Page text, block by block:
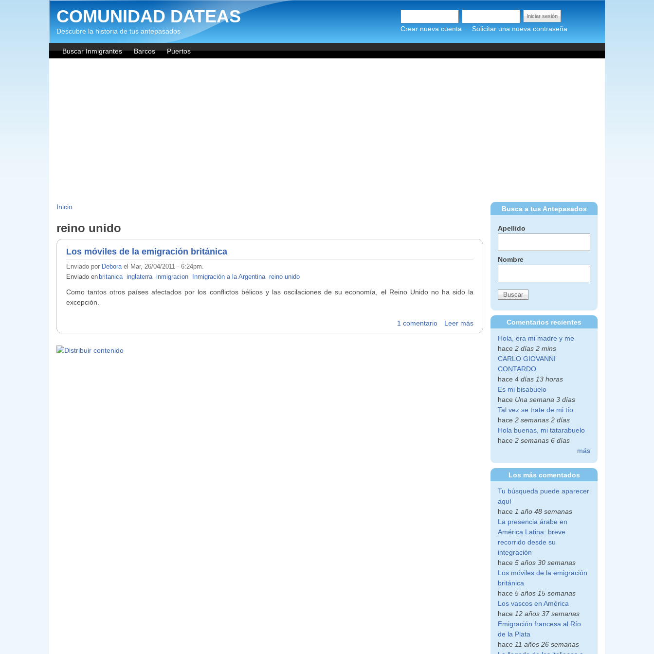
Pasar al contenido principal
Crear nueva cuenta Solicitar una nueva contraseña
COMUNIDAD DATEAS
Descubre la historia de tus antepasados
Buscar Inmigrantes Barcos Puertos
Inicio
reino unido
Los móviles de la emigración británica
Enviado por Deborael Mar, 26/04/2011 - 6:24pm.
Enviado en britanica inglaterra inmigracion Inmigración a la Argentina reino unido
Como tantos otros países afectados por los conflictos bélicos y las oscilaciones de su economía, el Reino Unido no ha sido la
excepción.
1 comentario Leer más
Busca a tus Antepasados
Apellido
Nombre
Comentarios recientes
Hola, era mi madre y me
hace2 días 2 mins
CARLO GIOVANNI
CONTARDO
hace4 días 13 horas
Es mi bisabuelo
hace Una semana 3 días
Tal vez se trate de mi tío
hace2 semanas 2 días
Hola buenas, mi tatarabuelo
hace2 semanas 6 días
más
Los más comentados
Tu búsqueda puede aparecer
aquí
hace 1 año 48 semanas
La presencia árabe en
América Latina: breve
recorrido desde su
integración
hace5 años 30 semanas
Los móviles de la emigración
británica
hace5 años 15 semanas
Los vascos en América
hace 12 años 37 semanas
Emigración francesa al Río
de la Plata
hace 11 años 26 semanas